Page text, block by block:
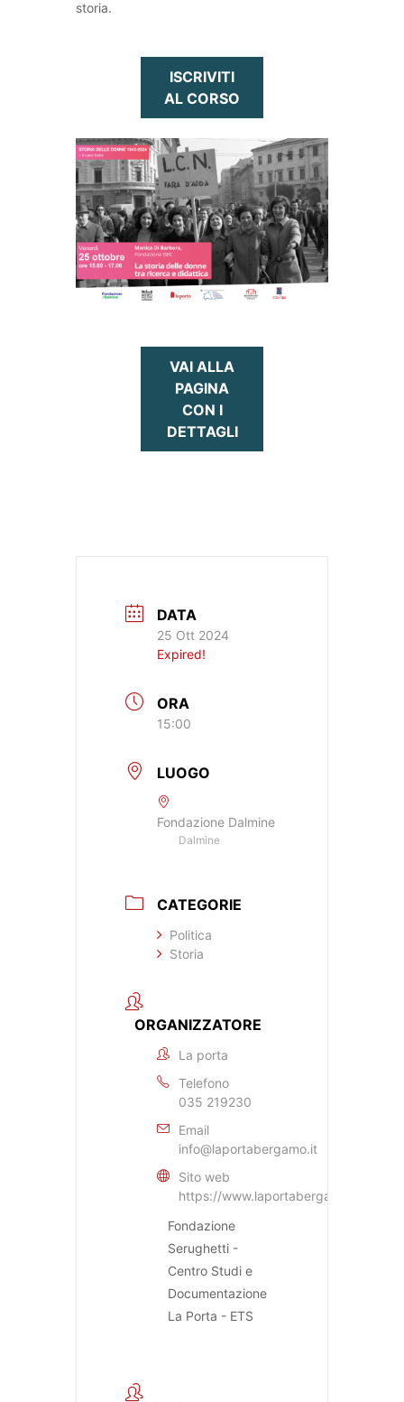
storia.
ISCRIVITI
AL CORSO
VAI ALLA
PAGINA
CON I
DETTAGLI
DATA
25 Ott 2024
Expired!
ORA
15:00
LUOGO
Fondazione Dalmine
Dalmine
CATEGORIE
Politica
Storia
ORGANIZZATORE
La porta
Telefono
035 219230
Email
info@laportabergamo.it
Sito web
https://www.laportabergamo.it
Fondazione
Serughetti -
Centro Studi e
Documentazione
La Porta - ETS